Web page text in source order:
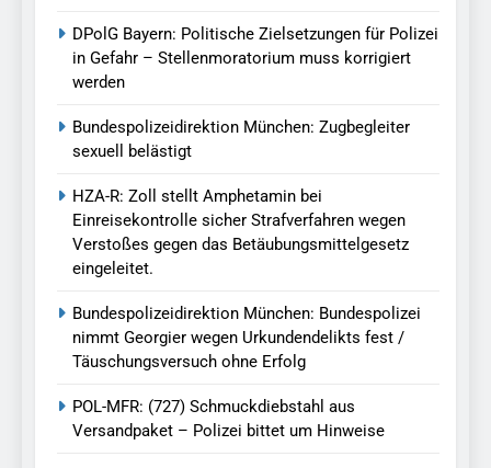
DPolG Bayern: Politische Zielsetzungen für Polizei
in Gefahr – Stellenmoratorium muss korrigiert
werden
Bundespolizeidirektion München: Zugbegleiter
sexuell belästigt
HZA-R: Zoll stellt Amphetamin bei
Einreisekontrolle sicher Strafverfahren wegen
Verstoßes gegen das Betäubungsmittelgesetz
eingeleitet.
Bundespolizeidirektion München: Bundespolizei
nimmt Georgier wegen Urkundendelikts fest /
Täuschungsversuch ohne Erfolg
POL-MFR: (727) Schmuckdiebstahl aus
Versandpaket – Polizei bittet um Hinweise